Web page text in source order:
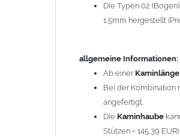
Zum Bild vergößern, bitte auf
Die Typen 02
1,5mm hergestellt
allgemeine Informationen:
Ab einer Kaminlänge
Bei der Kombination
angefertigt.
Die Kaminhaube
Stützen = 145,39